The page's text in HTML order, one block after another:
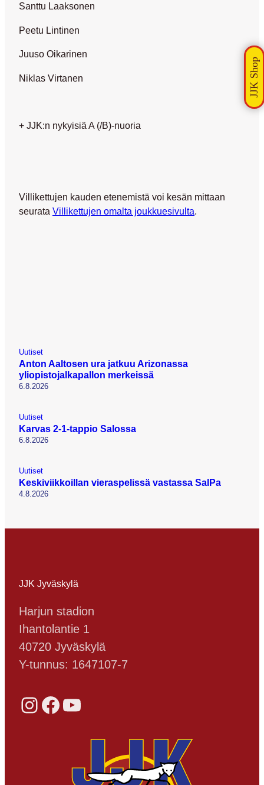
Santtu Laaksonen
Peetu Lintinen
Juuso Oikarinen
Niklas Virtanen
+ JJK:n nykyisiä A (/B)-nuoria
Villikettujen kauden etenemistä voi kesän mittaan
seurata Villikettujen omalta joukkuesivulta.
Uutiset
Anton Aaltosen ura jatkuu Arizonassa
yliopistojalkapallon merkeissä
6.8.2026
Uutiset
Karvas 2-1-tappio Salossa
6.8.2026
Uutiset
Keskiviikkoillan vieraspelissä vastassa SalPa
4.8.2026
JJK Jyväskylä
Harjun stadion
Ihantolantie 1
40720 Jyväskylä
Y-tunnus: 1647107-7
Instagram Facebook YouTube